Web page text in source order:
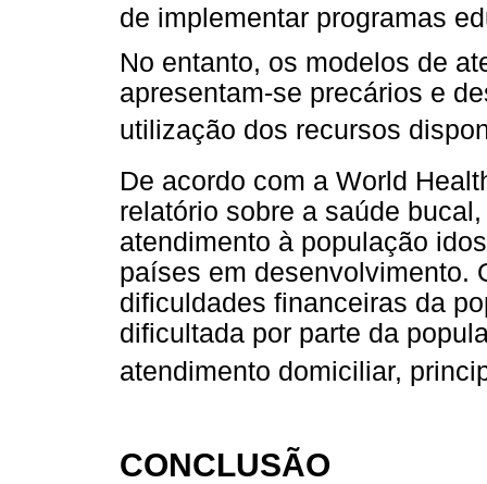
de implementar programas
No entanto, os modelos de
apresentam-se precários e
utilização dos recursos
De acordo com a World
relatório sobre a saúde
atendimento à população
países em desenvolvimento.
dificuldades financeiras da
dificultada por parte da
atendimento domiciliar,
CONCLUSÃO